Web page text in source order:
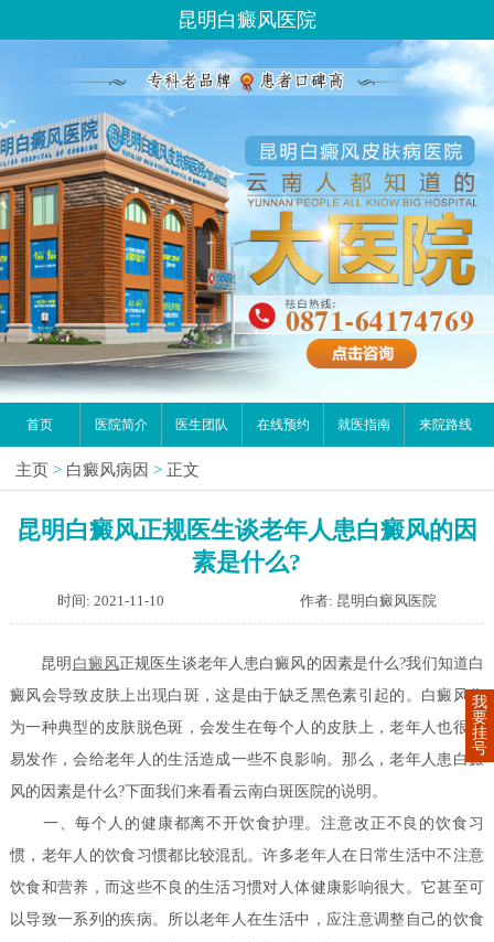
昆明白癜风医院
首页 医院简介 医生团队 在线预约 就医指南 来院路线
主页 > 白癜风病因 > 正文
昆明白癜风正规医生谈老年人患白癜风的因
素是什么?
时间: 2021-11-10 作者: 昆明白癜风医院
昆明 白癜风正规医生谈老年人患白癜风的因素是什么?我们知道白
癜风会导致皮肤上出现白斑，这是由于缺乏黑色素引起的。白癜风作
为一种典型的皮肤脱色斑，会发生在每个人的皮肤上，老年人也很容
易发作，会给老年人的生活造成一些不良影响。那么，老年人患白癜
风的因素是什么?下面我们来看看云南白斑医院的说明。
一、每个人的健康都离不开饮食护理。注意改正不良的饮食习
惯，老年人的饮食习惯都比较混乱。许多老年人在日常生活中不注意
饮食和营养，而这些不良的生活习惯对人体健康影响很大。它甚至可
以导致一系列的疾病。所以老年人在生活中，应注意调整自己的饮食
我
要
挂
号